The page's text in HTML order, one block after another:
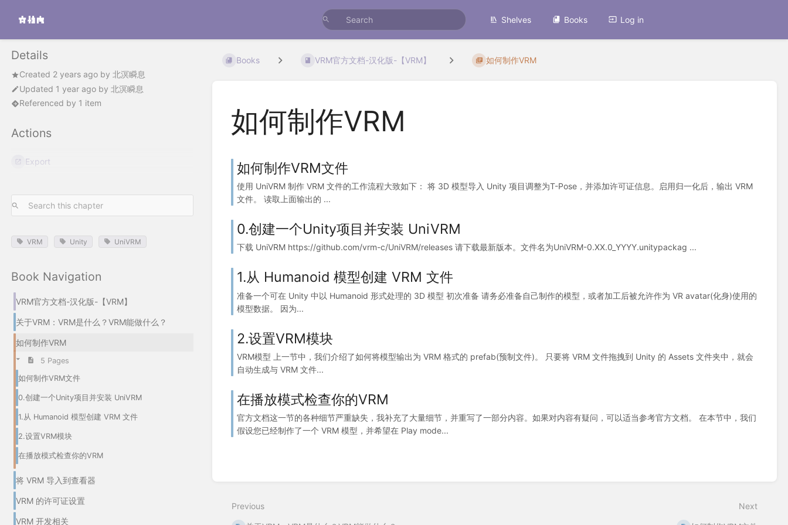
Shelves Books Log in
Details
Created 2 years ago by 北溟瞬息
Updated 1 year ago by 北溟瞬息
Referenced by 1 item
Actions
Export
VRM Unity UniVRM
Book Navigation
VRM官方文档-汉化版-【VRM】
关于VRM：VRM是什么？VRM能做什么？
如何制作VRM
5 Pages
如何制作VRM文件
0.创建一个Unity项目并安装 UniVRM
1.从 Humanoid 模型创建 VRM 文件
2.设置VRM模块
在播放模式检查你的VRM
将 VRM 导入到查看器
VRM 的许可证设置
VRM 开发相关
Books VRM官方文档-汉化版-【VRM】 如何制作VRM
如何制作VRM
如何制作VRM文件
使用 UniVRM 制作 VRM 文件的工作流程大致如下： 将 3D 模型导入 Unity 项目调整为T-Pose，并添加许可证信息。启用归一化后，输出 VRM
文件。 读取上面输出的 ...
0.创建一个Unity项目并安装 UniVRM
下载 UniVRM https://github.com/vrm-c/UniVRM/releases 请下载最新版本。文件名为UniVRM-0.XX.0_YYYY.unitypackag ...
1.从 Humanoid 模型创建 VRM 文件
准备一个可在 Unity 中以 Humanoid 形式处理的 3D 模型 初次准备 请务必准备自己制作的模型，或者加工后被允许作为 VR avatar(化身)使用的
模型数据。 因为...
2.设置VRM模块
VRM模型 上一节中，我们介绍了如何将模型输出为 VRM 格式的 prefab(预制文件)。 只要将 VRM 文件拖拽到 Unity 的 Assets 文件夹中，就会
自动生成与 VRM 文件...
在播放模式检查你的VRM
官方文档这一节的各种细节严重缺失，我补充了大量细节，并重写了一部分内容。如果对内容有疑问，可以适当参考官方文档。 在本节中，我们
假设您已经制作了一个 VRM 模型，并希望在 Play mode...
Previous Next